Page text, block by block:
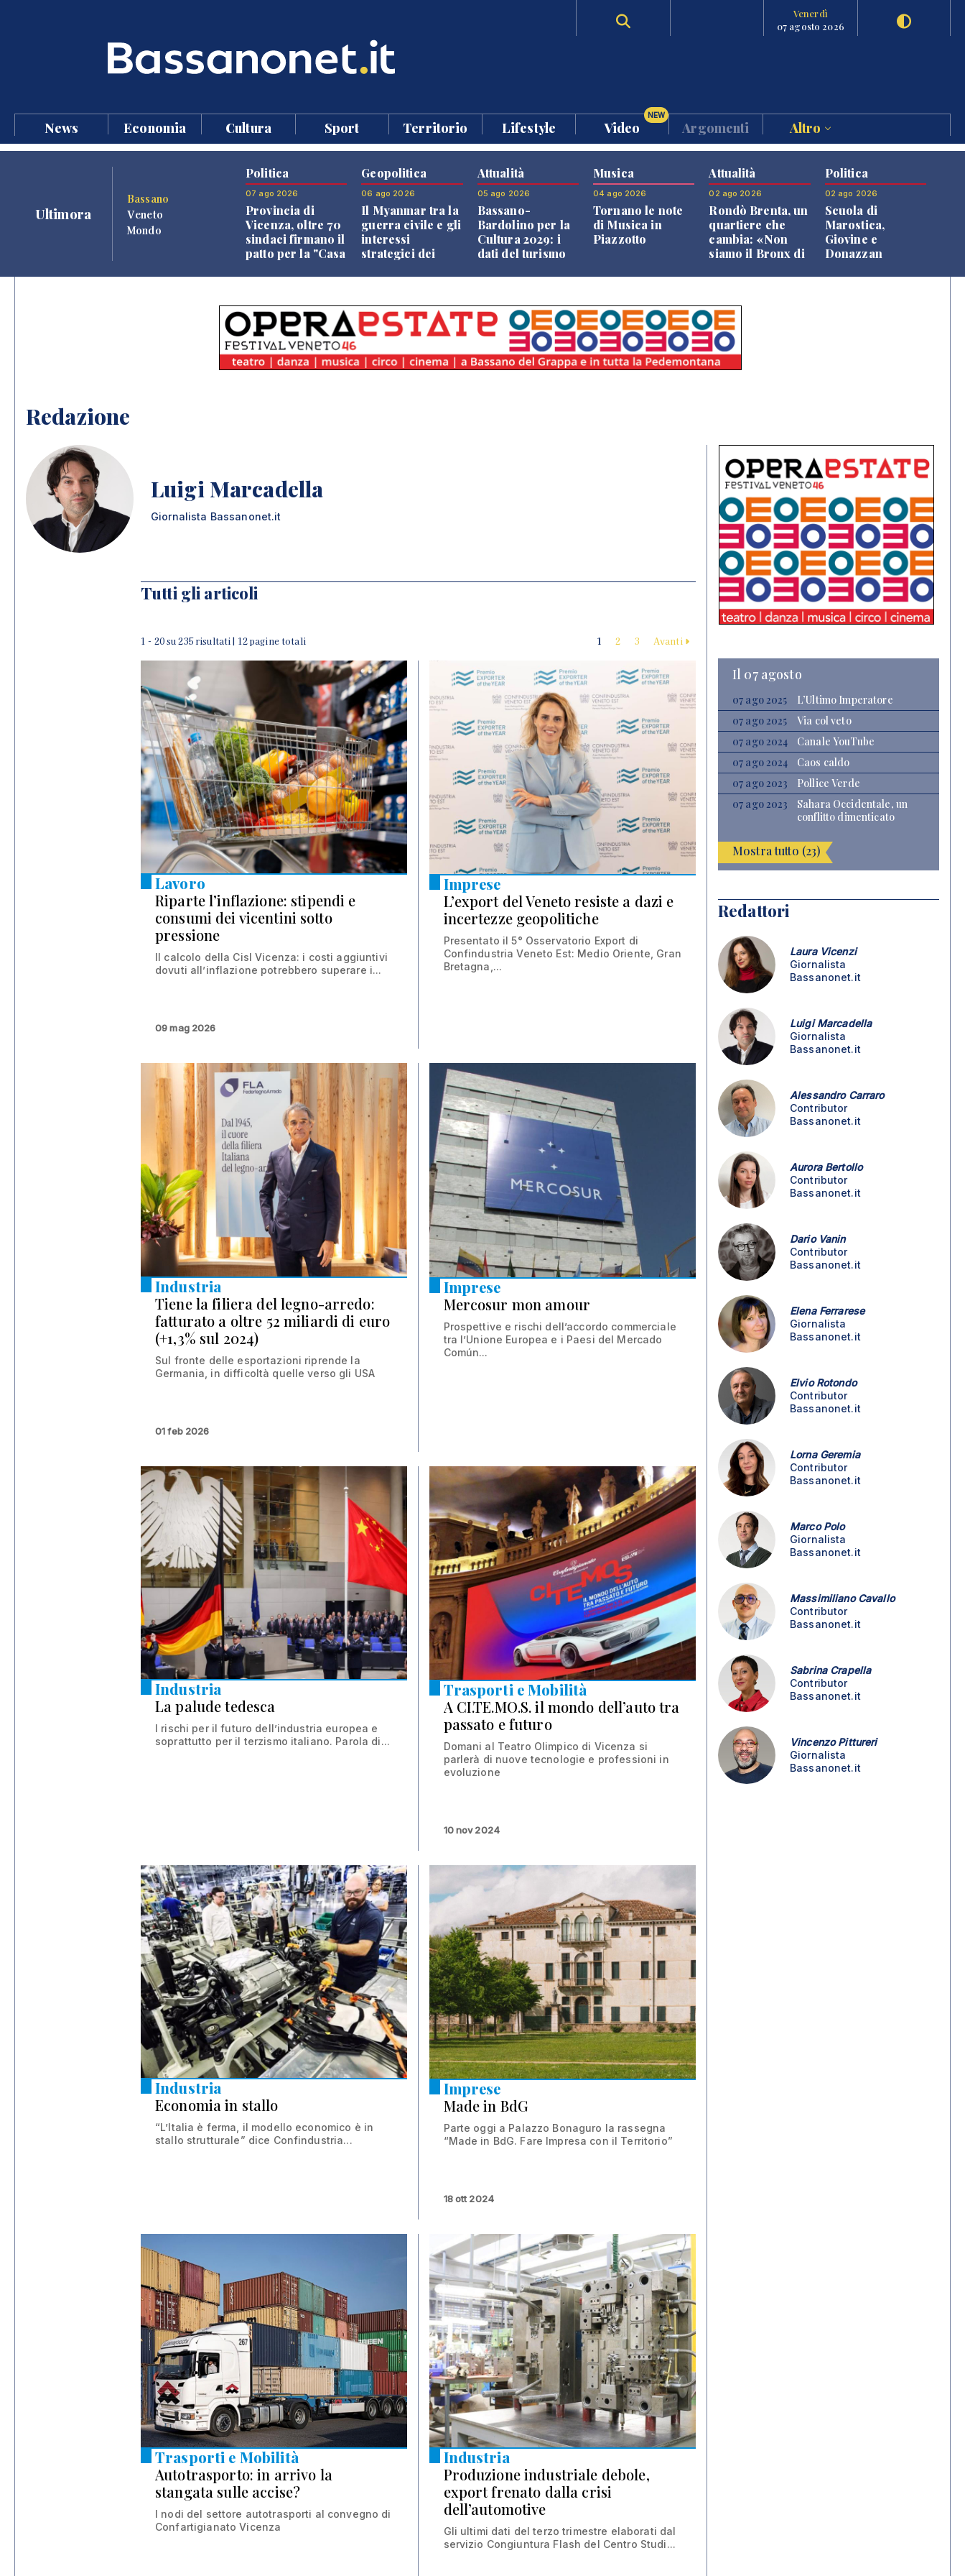
Venerdì
07 agosto 2026
News Economia Cultura Sport Territorio Lifestyle Video
NEW
Argomenti Altro
Ultimora
Bassano
Veneto
Mondo
Politica
07 ago 2026
Provincia di
Vicenza, oltre 70
sindaci firmano il
patto per la "Casa
Geopolitica
06 ago 2026
Il Myanmar tra la
guerra civile e gli
interessi
strategici dei
Attualità
05 ago 2026
Bassano-
Bardolino per la
Cultura 2029: i
dati del turismo
Musica
04 ago 2026
Tornano le note
di Musica in
Piazzotto
Attualità
02 ago 2026
Rondò Brenta, un
quartiere che
cambia: «Non
siamo il Bronx di
Politica
02 ago 2026
Scuola di
Marostica,
Giovine e
Donazzan
Redazione
Luigi Marcadella
Giornalista Bassanonet.it
Tutti gli articoli
1 - 20 su 235 risultati | 12 pagine totali 1 2 3 Avanti
Lavoro
Riparte l’inflazione: stipendi e
consumi dei vicentini sotto
pressione
Il calcolo della Cisl Vicenza: i costi aggiuntivi
dovuti all’inflazione potrebbero superare i...
09 mag 2026
Imprese
L’export del Veneto resiste a dazi e
incertezze geopolitiche
Presentato il 5° Osservatorio Export di
Confindustria Veneto Est: Medio Oriente, Gran
Bretagna,...
08 feb 2026
Industria
Tiene la filiera del legno-arredo:
fatturato a oltre 52 miliardi di euro
(+1,3% sul 2024)
Sul fronte delle esportazioni riprende la
Germania, in difficoltà quelle verso gli USA
01 feb 2026
Imprese
Mercosur mon amour
Prospettive e rischi dell’accordo commerciale
tra l’Unione Europea e i Paesi del Mercado
Común...
15 gen 2026
Industria
La palude tedesca
I rischi per il futuro dell’industria europea e
soprattutto per il terzismo italiano. Parola di...
23 dic 2025
Trasporti e Mobilità
A CI.TE.MO.S. il mondo dell’auto tra
passato e futuro
Domani al Teatro Olimpico di Vicenza si
parlerà di nuove tecnologie e professioni in
evoluzione
10 nov 2024
Industria
Economia in stallo
“L’Italia è ferma, il modello economico è in
stallo strutturale” dice Confindustria...
01 nov 2024
Imprese
Made in BdG
Parte oggi a Palazzo Bonaguro la rassegna
“Made in BdG. Fare Impresa con il Territorio”
18 ott 2024
Trasporti e Mobilità
Autotrasporto: in arrivo la
stangata sulle accise?
I nodi del settore autotrasporti al convegno di
Confartigianato Vicenza
Industria
Produzione industriale debole,
export frenato dalla crisi
dell’automotive
Gli ultimi dati del terzo trimestre elaborati dal
servizio Congiuntura Flash del Centro Studi...
Il 07 agosto
07 ago 2025
L’Ultimo Imperatore
07 ago 2025
Via col veto
07 ago 2024
Canale YouTube
07 ago 2024
Caos caldo
07 ago 2023
Pollice Verde
07 ago 2023
Sahara Occidentale, un
conflitto dimenticato
Mostra tutto (23)
Redattori
Laura Vicenzi
Giornalista
Bassanonet.it
Luigi Marcadella
Giornalista
Bassanonet.it
Alessandro Carraro
Contributor
Bassanonet.it
Aurora Bertollo
Contributor
Bassanonet.it
Dario Vanin
Contributor
Bassanonet.it
Elena Ferrarese
Giornalista
Bassanonet.it
Elvio Rotondo
Contributor
Bassanonet.it
Lorna Geremia
Contributor
Bassanonet.it
Marco Polo
Giornalista
Bassanonet.it
Massimiliano Cavallo
Contributor
Bassanonet.it
Sabrina Crapella
Contributor
Bassanonet.it
Vincenzo Pittureri
Giornalista
Bassanonet.it